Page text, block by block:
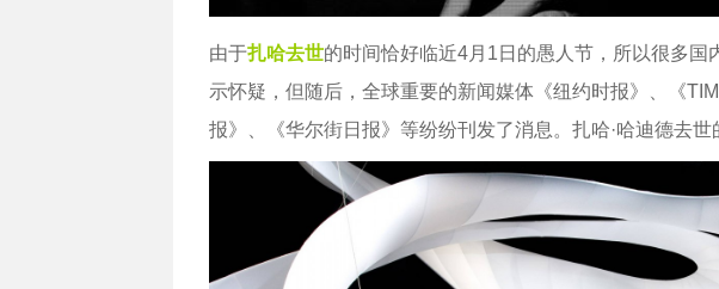
由于扎哈去世的时间恰好临近4月1日的愚人节，所以很多国
示怀疑，但随后，全球重要的新闻媒体《纽约时报》、《
报》、《华尔街日报》等纷纷刊发了消息。扎哈·哈迪德去世